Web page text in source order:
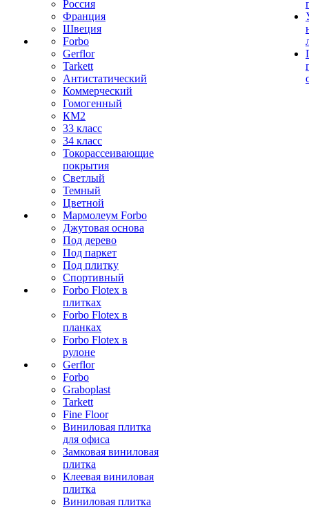
Россия
Франция
Швеция
Forbo
Gerflor
Tarkett
Антистатический
Коммерческий
Гомогенный
КМ2
33 класс
34 класс
Токорассеивающие
покрытия
Светлый
Темный
Цветной
Мармолеум Forbo
Джутовая основа
Под дерево
Под паркет
Под плитку
Спортивный
Forbo Flotex в
плитках
Forbo Flotex в
планках
Forbo Flotex в
рулоне
Gerflor
Forbo
Graboplast
Tarkett
Fine Floor
Виниловая плитка
для офиса
Замковая виниловая
плитка
Клеевая виниловая
плитка
Виниловая плитка